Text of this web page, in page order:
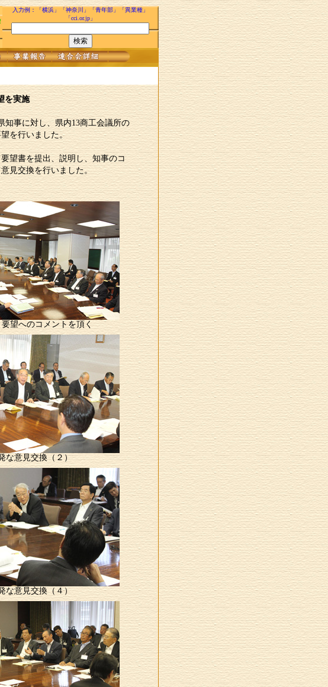
入力例：「横浜」「神奈川」「青年部」「異業種」
「cci.or.jp」
を実施
知事に対し、県内13商工会議所の
を行いました。
望書を提出、説明し、知事のコ
見交換を行いました。
要望へのコメントを頂く
な意見交換（２）
な意見交換（４）